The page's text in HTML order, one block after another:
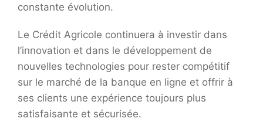
constante évolution.
Le Crédit Agricole continuera à investir dans
l’innovation et dans le développement de
nouvelles technologies pour rester compétitif
sur le marché de la banque en ligne et offrir à
ses clients une expérience toujours plus
satisfaisante et sécurisée.